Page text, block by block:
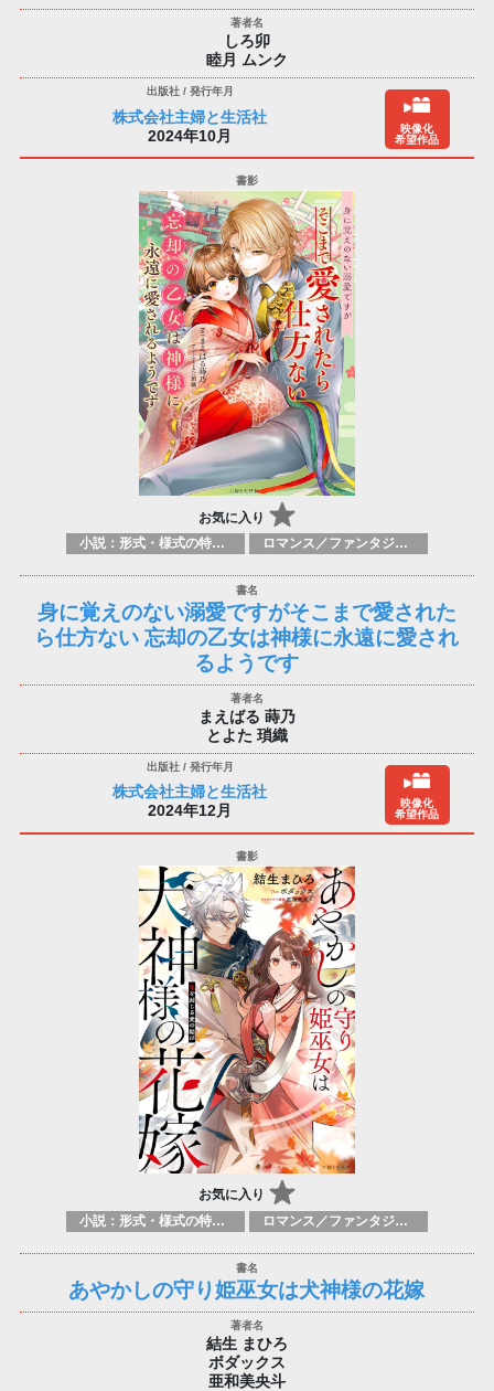
しろ卯
睦月 ムンク
株式会社主婦と生活社
2024年10月
映像化
希望作品
お気に入り
小説：形式・様式の特徴：ラノベ（ライトノベルズ） ロマンス／ファンタジー ロマンス／超常現象
身に覚えのない溺愛ですがそこまで愛された
ら仕方ない 忘却の乙女は神様に永遠に愛され
るようです
まえばる 蒔乃
とよた 瑣織
株式会社主婦と生活社
2024年12月
映像化
希望作品
お気に入り
小説：形式・様式の特徴：ラノベ（ライトノベルズ） ロマンス／ファンタジー ロマンス／超常現象
あやかしの守り姫巫女は犬神様の花嫁
結生 まひろ
ボダックス
亜和美央斗